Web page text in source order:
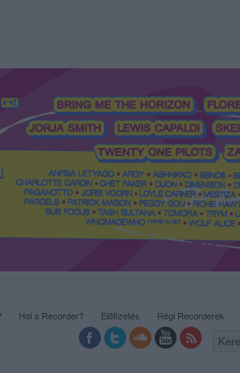
Hol a Recorder? Előfizetés Régi Recorderek